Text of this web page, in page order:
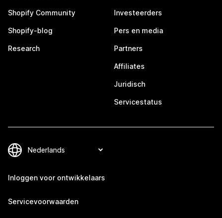
Shopify Community
Shopify-blog
Research
Investeerders
Pers en media
Partners
Affiliates
Juridisch
Servicestatus
Inloggen voor ontwikkelaars
Servicevoorwaarden